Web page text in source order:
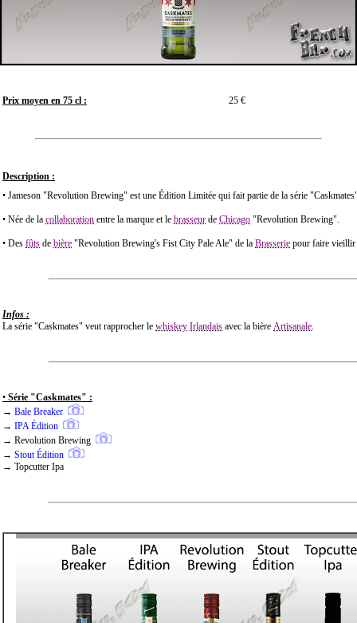
Prix moyen en 75 cl : 25 €
Description :
• Jameson "Revolution Brewing" est une Édition Limitée qui fait partie de la série
• Née de la collaboration entre la marque et le brasseur de Chicago "Revolution Brewing".
• Des fûts de bière "Revolution Brewing's Fist City Pale Ale" de la Brasserie pour faire
Infos :
La série "Caskmates" veut rapprocher le whiskey Irlandais avec la bière Artisanale.
• Série "Caskmates" :
→ Bale Breaker
→ IPA Édition
→ Revolution Brewing
→ Stout Édition
→ Topcutter Ipa